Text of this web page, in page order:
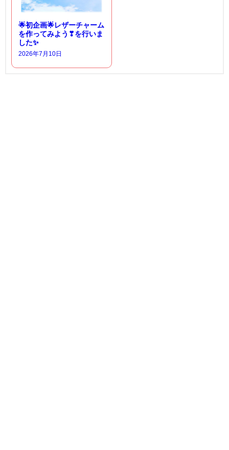
🌟初企画🌟レザーチャーム
を作ってみよう❣を行いま
した✨
2026年7月10日